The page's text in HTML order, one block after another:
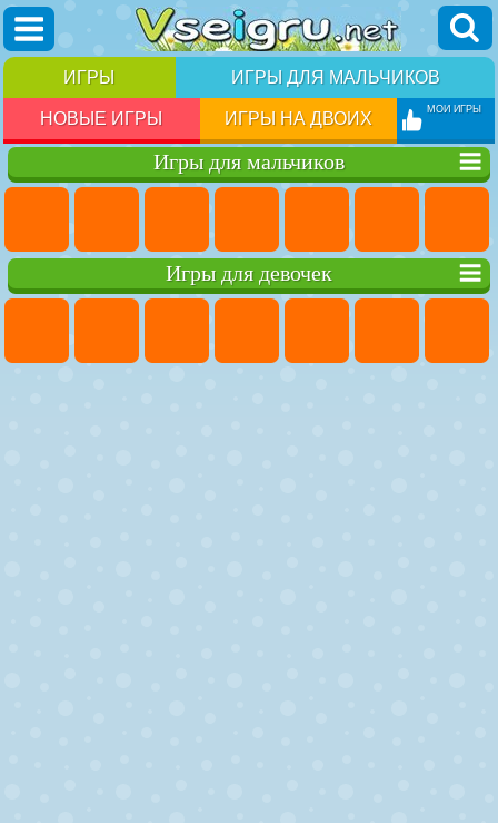
ИГРЫ ИГРЫ ДЛЯ МАЛЬЧИКОВ
НОВЫЕ ИГРЫ ИГРЫ НА ДВОИХ МОИ ИГРЫ
Игры для мальчиков
Игры для девочек